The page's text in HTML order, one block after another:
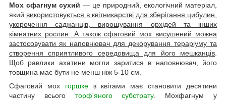
Мох сфагнум сухий — це природний, екологічний матеріал,
який використовується в квітникарстві для зберігання цибулин,
укорочення саджанців, вирощування орхідей та інших
кімнатних рослин. А також сфаговий мох висушений можна
застосовувати як наповнювач для декорування тераріуму та
створення сприятливого середовища для його мешканців
Щоб равлики ахатини могли заритися в наповнювач, його
товщина має бути не менш ніж 5-10 см.
Сфаговий мох горшкез квітами має становити десятини
частину всього торф'яного субстрату. Мохфагнум у